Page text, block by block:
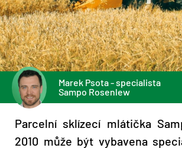
Marek Psota - specialista
Sampo Rosenlew
Parcelní sklízecí mlátička
2010 může být vybavena